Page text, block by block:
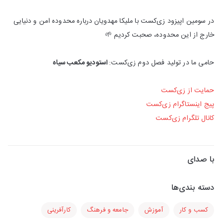
در سومین اپیزود زی‌کست با ملیکا مهدویان درباره محدوده امن و دنیایی
خارج از این محدوده، صحبت کردیم 🌱
حامی ما در تولید فصل دوم زی‌کست:استودیو مکعب سیاه
حمایت از زی‌کست
پیج اینستاگرام زی‌کست
کانال تلگرام زی‌کست
با صدای
دسته بندی‌ها
کسب و کار آموزش جامعه و فرهنگ کارآفرینی